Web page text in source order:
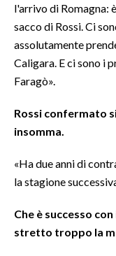
l'arrivo di Romagna:
sacco di Rossi. Ci
assolutamente
Caligara. E ci sono i
Faragò».
Rossi confermato
insomma.
«Ha due anni di
la stagione
Che è successo
stretto troppo la